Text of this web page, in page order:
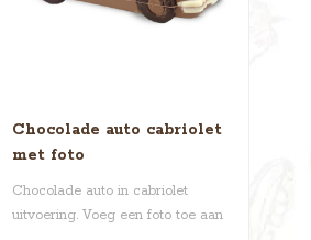
Chocolade auto cabriolet
met foto
Chocolade auto in cabriolet
uitvoering. Voeg een foto toe aan